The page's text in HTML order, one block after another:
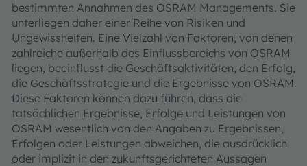
bestimmten Annahmen des OSRAM Managements. Sie
unterliegen daher einer Reihe von Risiken und
Ungewissheiten. Eine Vielzahl von Faktoren, von denen
zahlreiche außerhalb des Einflussbereichs von OSRAM
liegen, beeinflusst die Geschäftsaktivitäten, den Erfolg,
die Geschäftsstrategie und die Ergebnisse von OSRAM.
Diese Faktoren können dazu führen, dass die
tatsächlichen Ergebnisse, Erfolge und Leistungen von
OSRAM wesentlich von den Angaben zu Ergebnissen,
Erfolgen oder Leistungen abweichen, die ausdrücklich
oder implizit in den zukunftsgerichteten Aussagen